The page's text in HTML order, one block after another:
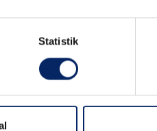
Statistik
vid Skärgårdsvägen.